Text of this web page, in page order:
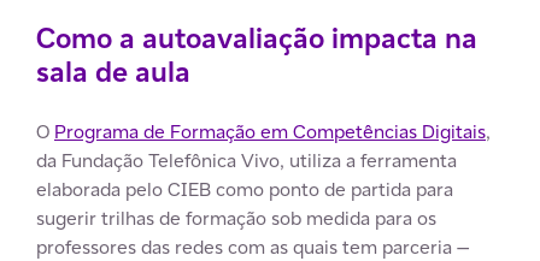
Como a autoavaliação impacta na
sala de aula
O Programa de Formação em Competências Digitais,
da Fundação Telefônica Vivo, utiliza a ferramenta
elaborada pelo CIEB como ponto de partida para
sugerir trilhas de formação sob medida para os
professores das redes com as quais tem parceria —